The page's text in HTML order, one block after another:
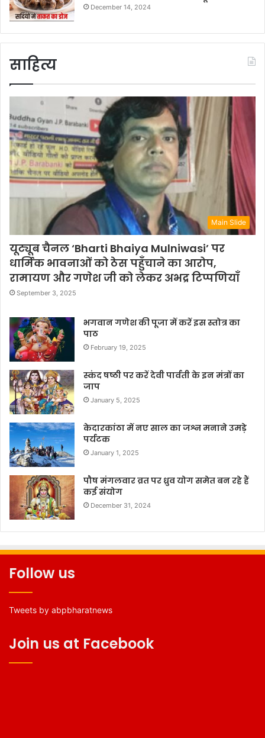
December 14, 2024
साहित्य
Main Slide
यूट्यूब चैनल ‘Bharti Bhaiya Mulniwasi’ पर
धार्मिक भावनाओं को ठेस पहुँचाने का आरोप,
रामायण और गणेश जी को लेकर अभद्र टिप्पणियाँ
September 3, 2025
भगवान गणेश की पूजा में करें इस स्तोत्र का
पाठ
February 19, 2025
स्कंद षष्ठी पर करें देवी पार्वती के इन मंत्रों का
जाप
January 5, 2025
केदारकांठा में नए साल का जश्न मनाने उमड़े
पर्यटक
January 1, 2025
पौष मंगलवार व्रत पर ध्रुव योग समेत बन रहे हैं
कई संयोग
December 31, 2024
Follow us
Tweets by abpbharatnews
Join us at Facebook